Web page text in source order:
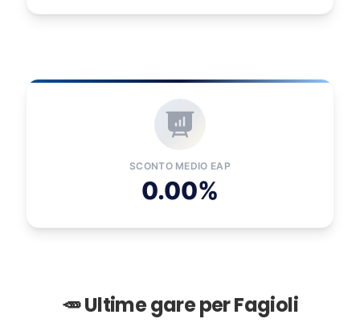
SCONTO MEDIO EAP
0.00%
🥕 Ultime gare per Fagioli